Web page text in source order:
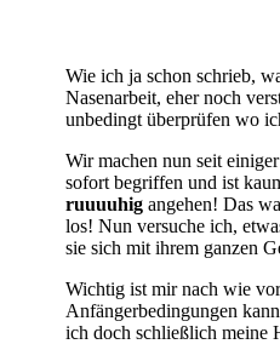
Wie ich ja schon schrieb,
Nasenarbeit, eher noch
unbedingt überprüfen wo
Wir machen nun seit
sofort begriffen und ist
ruuuuhig angehen! Das
los! Nun versuche ich,
sie sich mit ihrem ganzen
Wichtig ist mir nach wie
Anfängerbedingungen
ich doch schließlich meine